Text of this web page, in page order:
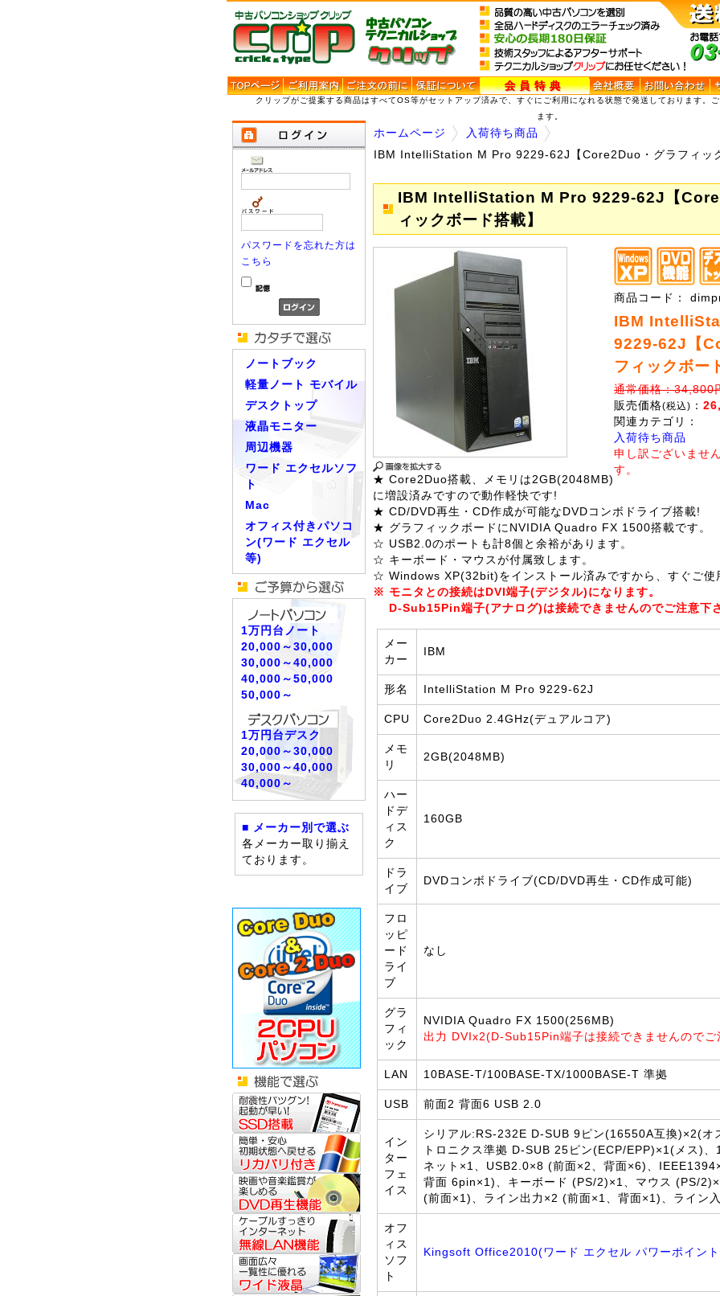
クリップがご提案する商品はすべてOS等がセットアップ済みで、すぐにご利用になれる状態で発送しております。
ます。
パスワードを忘れた方は
こちら
ノートブック
軽量ノート モバイル
デスクトップ
液晶モニター
周辺機器
ワード エクセルソフ
ト
Mac
オフィス付きパソコ
ン(ワード エクセル
等)
1万円台ノート
20,000～30,000
30,000～40,000
40,000～50,000
50,000～
1万円台デスク
20,000～30,000
30,000～40,000
40,000～
■ メーカー別で選ぶ
各メーカー取り揃え
ております。
ホームページ
入荷待ち商品
IBM IntelliStation M Pro 9229-62J【Core2Duo・グラフィッ
IBM IntelliStation M Pro 9229-62J【
ィックボード搭載】
商品コード：
IBM
9229-62J【
フィックボー
通常価格：34,800
販売価格(税込) ：
関連カテゴリ：
入荷待ち商品
申し訳ございませ
す。
★ Core2Duo搭載、メモリは2GB(2048MB)
に増設済みですので動作軽快です!
★ CD/DVD再生・CD作成が可能なDVDコンボドライブ搭載!
★ グラフィックボードにNVIDIA Quadro FX 1500搭載です。
☆ USB2.0のポートも計8個と余裕があります。
☆ キーボード・マウスが付属致します。
☆ Windows XP(32bit)をインストール済みですから、すぐご使
※ モニタとの接続はDVI端子(デジタル)になります。
D-Sub15Pin端子(アナログ)は接続できませんのでご注意下さ
メー
カー
IBM
形名 IntelliStation M Pro 9229-62J
CPU Core2Duo 2.4GHz(デュアルコア)
メモ
リ
2GB(2048MB)
ハー
ドデ
ィス
ク
160GB
ドラ
イブ
DVDコンボドライブ(CD/DVD再生・CD作成可能)
フロ
ッピ
ード
ライ
ブ
なし
グラ
フィ
ック
NVIDIA Quadro FX 1500(256MB)
出力 DVIx2(D-Sub15Pin端子は接続できませんのでご
LAN 10BASE-T/100BASE-TX/1000BASE-T 準拠
USB 前面2 背面6 USB 2.0
イン
ター
フェ
イス
シリアル:RS-232E D-SUB 9ピン(16550A互換)×2(オ
トロニクス準拠 D-SUB 25ピン(ECP/EPP)×1(メス)
ネット×1、USB2.0×8 (前面×2、背面×6)、
背面 6pin×1)、キーボード (PS/2)×1、マウス (PS/
(前面×1)、ライン出力×2 (前面×1、背面×1)、ライン
オフ
ィス
ソフ
ト
Kingsoft Office2010(ワード エクセル パワーポイン